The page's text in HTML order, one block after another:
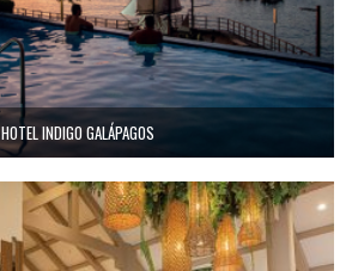
HOTEL INDIGO GALÁPAGOS